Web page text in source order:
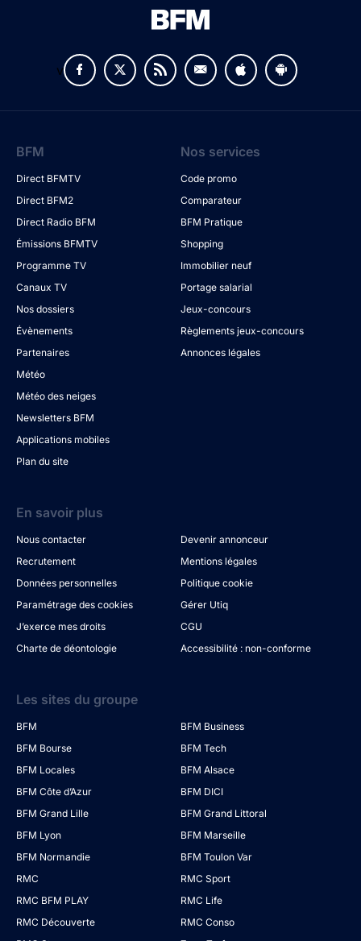
v
BFM
Direct BFMTV
Direct BFM2
Direct Radio BFM
Émissions BFMTV
Programme TV
Canaux TV
Nos dossiers
Évènements
Partenaires
Météo
Météo des neiges
Newsletters BFM
Applications mobiles
Plan du site
Nos services
Code promo
Comparateur
BFM Pratique
Shopping
Immobilier neuf
Portage salarial
Jeux-concours
Règlements jeux-concours
Annonces légales
En savoir plus
Nous contacter
Devenir annonceur
Recrutement
Mentions légales
Données personnelles
Politique cookie
Paramétrage des cookies
Gérer Utiq
J’exerce mes droits
CGU
Charte de déontologie
Accessibilité : non-conforme
Les sites du groupe
BFM
BFM Business
BFM Bourse
BFM Tech
BFM Locales
BFM Alsace
BFM Côte d’Azur
BFM DICI
BFM Grand Lille
BFM Grand Littoral
BFM Lyon
BFM Marseille
BFM Normandie
BFM Toulon Var
RMC
RMC Sport
RMC BFM PLAY
RMC Life
RMC Découverte
RMC Conso